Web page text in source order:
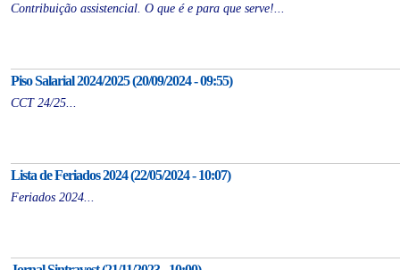
Contribuição assistencial. O que é e para que serve!...
Piso Salarial 2024/2025 (20/09/2024 - 09:55)
CCT 24/25...
Lista de Feriados 2024 (22/05/2024 - 10:07)
Feriados 2024...